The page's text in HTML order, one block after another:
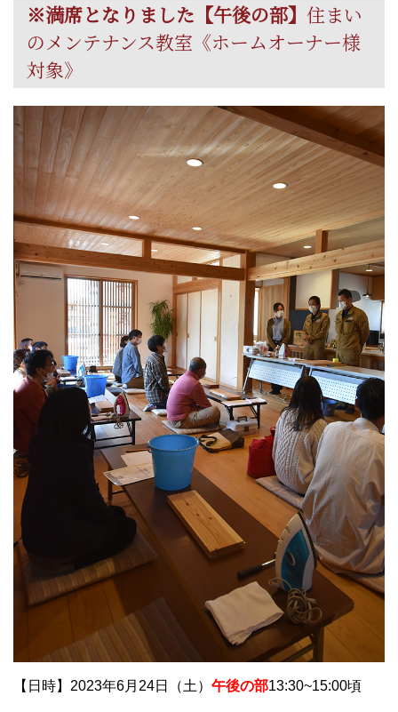
※満席となりました【午後の部】 住まい
のメンテナンス教室《ホームオーナー様
対象》
【日時】2023年6月24日（土） 午後の部13:30~15:00頃